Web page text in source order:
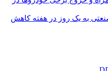
به یک روز در هفته کاهش